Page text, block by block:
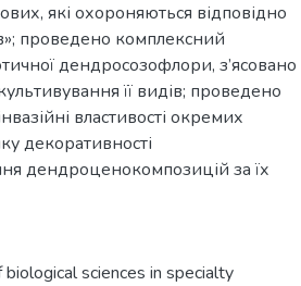
які охороняються відповідно
проведено комплексний
дендросозофлори, з’ясовано
її видів; проведено
властивості окремих
декоративності
дендроценокомпозицій за їх
sciences in specialty